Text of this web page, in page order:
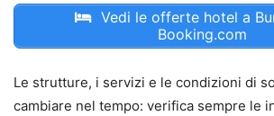
Vedi le offerte hotel a
Booking.com
Le strutture, i servizi e le condizioni di
cambiare nel tempo: verifica sempre le